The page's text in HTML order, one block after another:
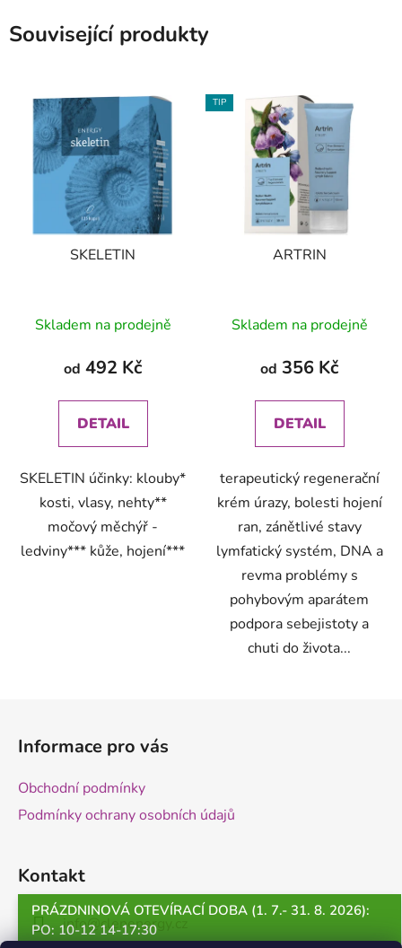
PRÁZDNINOVÁ OTEVÍRACÍ DOBA (1. 7.- 31. 8. 2026):
PO: 10-12 14-17:30
Související produkty
SKELETIN
Skladem na prodejně
od 492 Kč
DETAIL
SKELETIN účinky: klouby*
kosti, vlasy, nehty**
močový měchýř -
ledviny*** kůže, hojení***
TIP
ARTRIN
Skladem na prodejně
od 356 Kč
DETAIL
terapeutický regenerační
krém úrazy, bolesti hojení
ran, zánětlivé stavy
lymfatický systém, DNA a
revma problémy s
pohybovým aparátem
podpora sebejistoty a
chuti do života...
Informace pro vás
Obchodní podmínky
Podmínky ochrany osobních údajů
Kontakt
info@clenenergy.cz